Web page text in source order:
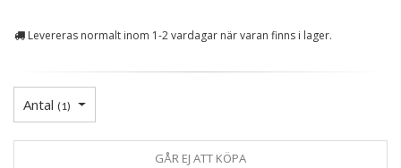
Levereras normalt inom 1-2 vardagar när varan finns i lager.
Antal (1)
GÅR EJ ATT KÖPA